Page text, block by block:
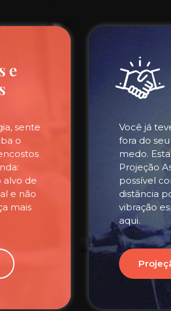
e
sente
o
alvo de
e não
mais
Você já
fora do
medo.
Projeção
possível
distância
vibração
aqui.